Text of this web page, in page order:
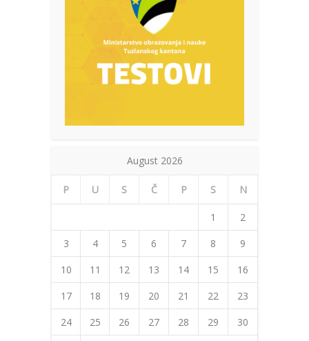
August 2026
P U S Č P S N
1
2
3
4 5 6 7 8
9
10
11 12 13 14 15
16
17
18 19 20 21 22
23
24
25 26 27 28 29
30